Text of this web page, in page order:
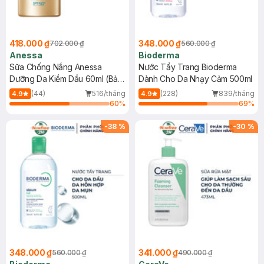
418.000 ₫702.000 ₫
Anessa
Sữa Chống Nắng Anessa
Dưỡng Da Kiềm Dầu 60ml (Bản
Mới)
4.9 (44)
516/tháng
60%
348.000 ₫560.000 ₫
Bioderma
Nước Tẩy Trang Bioderma
Dành Cho Da Nhạy Cảm 500ml
4.9 (228)
839/tháng
69%
-38 %
348.000 ₫560.000 ₫
-30 %
341.000 ₫490.000 ₫